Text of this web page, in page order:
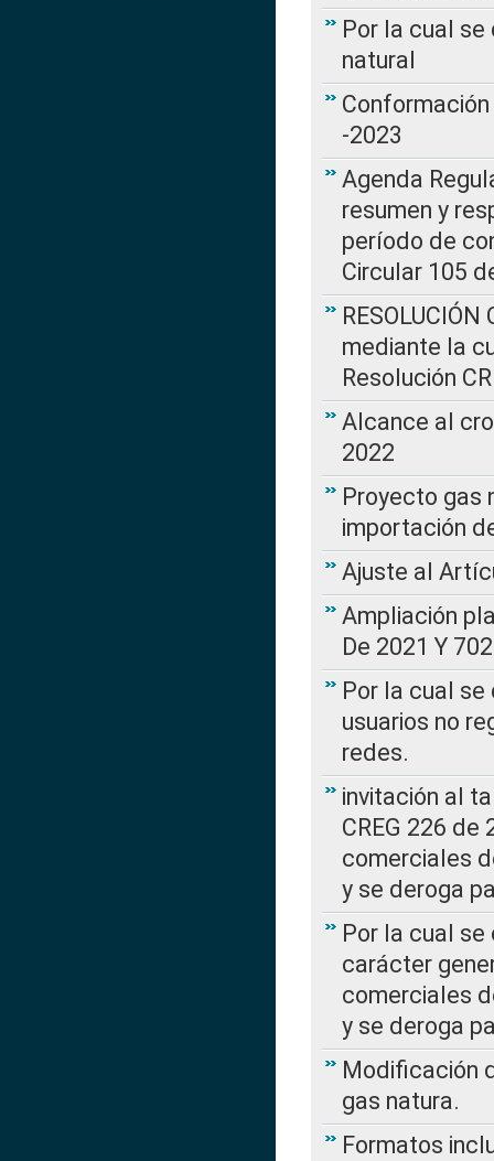
Por la cual
natural
-2023
Agenda
resumen y
período de
Circular 105
mediante la
Resolución
Alcance al
2022
Proyecto gas
importación
Ajuste al
Ampliación
De 2021 Y
Por la cual
usuarios no
redes.
invitación al
CREG 226
comerciales
y se deroga
Por la cual
carácter
comerciales
y se deroga
Modificación
gas natura.
Formatos